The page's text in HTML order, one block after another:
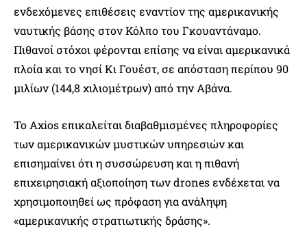
ενδεχόμενες επιθέσεις εναντίον της αμερικανικής
ναυτικής βάσης στον Κόλπο του Γκουαντάναμο.
Πιθανοί στόχοι φέρονται επίσης να είναι αμερικανικά
πλοία και το νησί Κι Γουέστ, σε απόσταση περίπου 90
μιλίων (144,8 χιλιομέτρων) από την Αβάνα.
Το Axios επικαλείται διαβαθμισμένες πληροφορίες
των αμερικανικών μυστικών υπηρεσιών και
επισημαίνει ότι η συσσώρευση και η πιθανή
επιχειρησιακή αξιοποίηση των drones ενδέχεται να
χρησιμοποιηθεί ως πρόφαση για ανάληψη
«αμερικανικής στρατιωτικής δράσης».